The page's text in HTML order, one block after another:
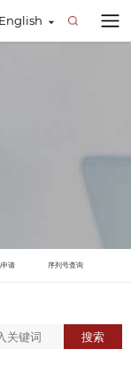
English
请 序列号查询